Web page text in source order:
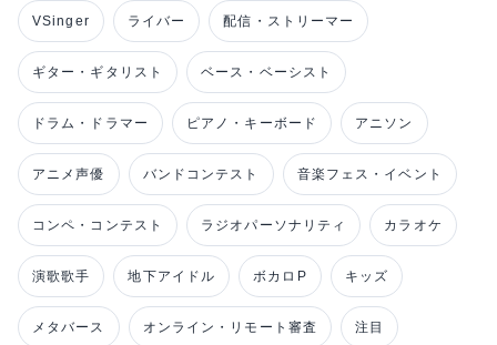
VSinger ライバー 配信・ストリーマー
ギター・ギタリスト ベース・ベーシスト
ドラム・ドラマー ピアノ・キーボード アニソン
アニメ声優 バンドコンテスト 音楽フェス・イベント
コンペ・コンテスト ラジオパーソナリティ カラオケ
演歌歌手 地下アイドル ボカロP キッズ
メタバース オンライン・リモート審査 注目